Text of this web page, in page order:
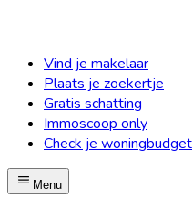
Vind je makelaar
Plaats je zoekertje
Gratis schatting
Immoscoop only
Check je woningbudget
Menu